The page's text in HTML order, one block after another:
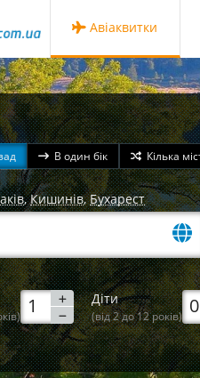
Авіаквитки
В один бік Кілька
,Кишинів,Бухарест
Діти
(від 2 до 12 років)